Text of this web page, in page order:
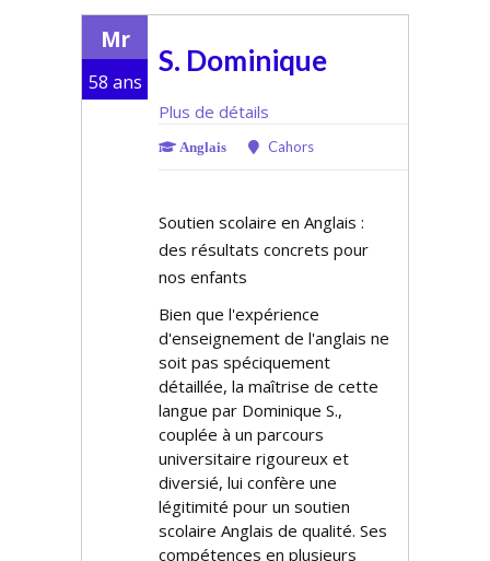
Mr
58 ans
S. Dominique
Plus de détails
Anglais Cahors
Soutien scolaire en Anglais :
des résultats concrets pour
nos enfants
Bien que l'expérience
d'enseignement de l'anglais ne
soit pas spécifiquement
détaillée, la maîtrise de cette
langue par Dominique S.,
couplée à un parcours
universitaire rigoureux et
diversifié, lui confère une
légitimité pour un soutien
scolaire Anglais de qualité. Ses
compétences en plusieurs